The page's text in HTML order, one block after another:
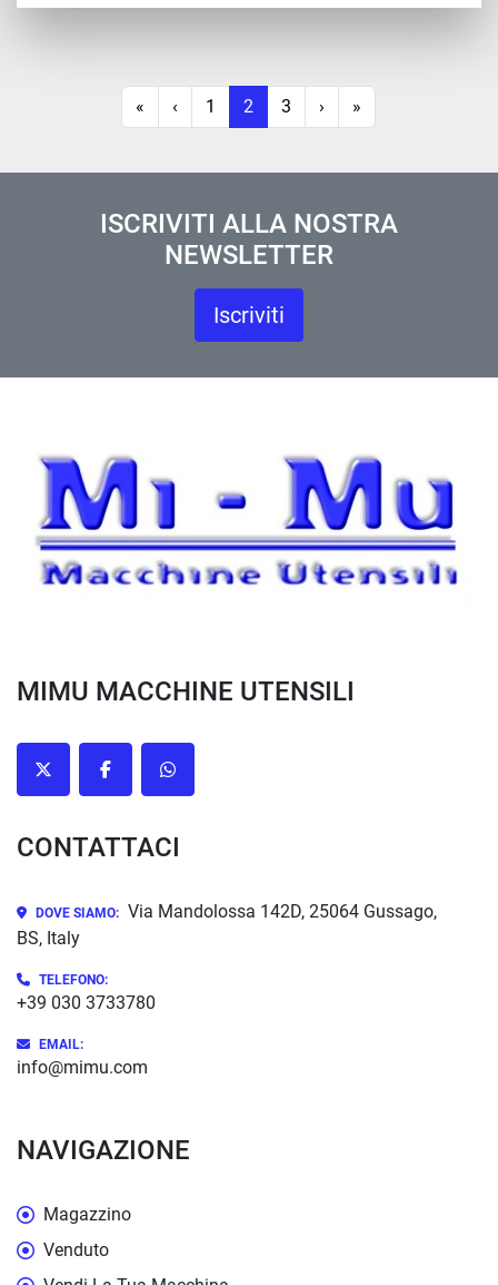
« ‹ 1 2 3 › »
ISCRIVITI ALLA NOSTRA
NEWSLETTER
Iscriviti
MIMU MACCHINE UTENSILI
twitter facebookwhatsapp
CONTATTACI
DOVE SIAMO: Via Mandolossa 142D, 25064 Gussago,
BS, Italy
TELEFONO:
+39 030 3733780
EMAIL:
info@mimu.com
NAVIGAZIONE
Magazzino
Venduto